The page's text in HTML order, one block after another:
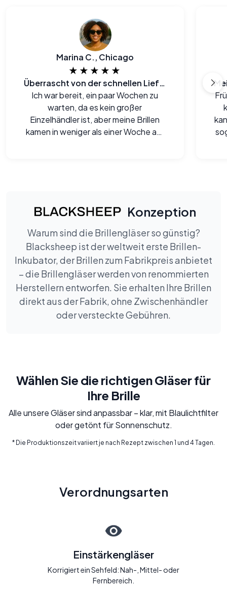
Marina C., Chicago
★★★★★
Überrascht von der schnellen Lieferung
Ich war bereit, ein paar Wochen zu
warten, da es kein großer
Einzelhändler ist, aber meine Brillen
kamen in weniger als einer Woche an.
Konzeption
Warum sind die Brillengläser so günstig?
Blacksheep ist der weltweit erste Brillen-
Inkubator, der Brillen zum Fabrikpreis anbietet
– die Brillengläser werden von renommierten
Herstellern entworfen. Sie erhalten Ihre Brillen
direkt aus der Fabrik, ohne Zwischenhändler
oder versteckte Gebühren.
Wählen Sie die richtigen Gläser für
Ihre Brille
Alle unsere Gläser sind anpassbar – klar, mit Blaulichtfilter
oder getönt für Sonnenschutz.
* Die Produktionszeit variiert je nach Rezept zwischen 1 und 4 Tagen.
Verordnungsarten
Einstärkengläser
Korrigiert ein Sehfeld: Nah-, Mittel- oder
Fernbereich.